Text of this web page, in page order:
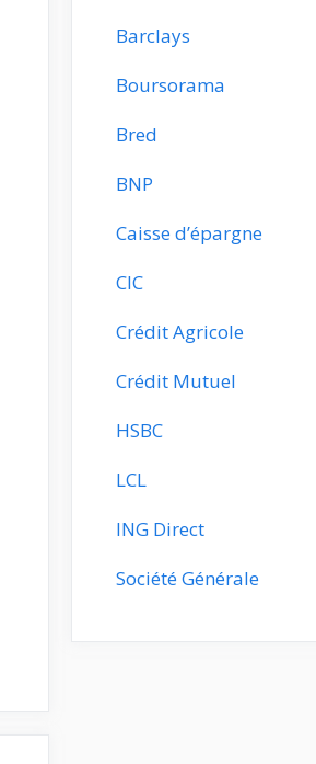
Barclays
Boursorama
Bred
BNP
Caisse d’épargne
CIC
Crédit Agricole
Crédit Mutuel
HSBC
LCL
ING Direct
Société Générale